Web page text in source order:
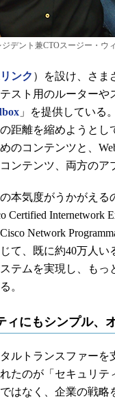
デント兼CTOスージー・ウ
ンク ）を設け、さま
スト用のルーター
」を提供している
距離を縮めようと
のコンテンツと、
ンテンツ、両方のア
本気度がうかがえる
Certified
Network
て、既に約40万人
テムを実現し、も
。
ィにもシンプル、
ルトランスファーを
たのが「セキュリ
はなく、企業の戦